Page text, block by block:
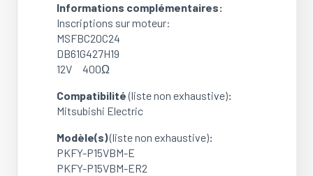
P15VBM-
ER5
/
PKFY-
P25VBM-
ER5
(Ref:
(OCCASION)
Informations complémentaires:
Inscriptions sur moteur:
MSFBC20C24
DB61G427H19
12V 400Ω
Compatibilité(liste non exhaustive):
Mitsubishi Electric
Modèle(s)(liste non exhaustive):
PKFY-P15VBM-E
PKFY-P15VBM-ER2